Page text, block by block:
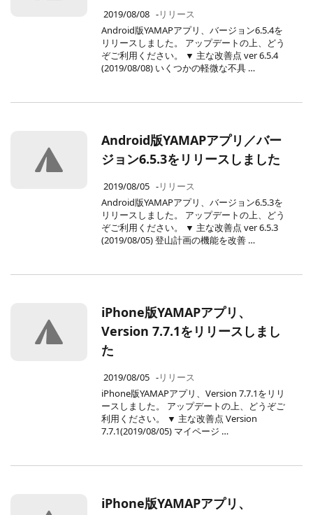
2019/08/08 -リリース
Android版YAMAPアプリ、バージョン6.5.4を
リリースしました。 アップデートの上、どう
ぞご利用ください。 ▼ 主な改善点 ver 6.5.4
(2019/08/08) いくつかの軽微な不具 …
Android版YAMAPアプリ／バー
ジョン6.5.3をリリースしました
2019/08/05 -リリース
Android版YAMAPアプリ、バージョン6.5.3を
リリースしました。 アップデートの上、どう
ぞご利用ください。 ▼ 主な改善点 ver 6.5.3
(2019/08/05) 登山計画の機能を改善 …
iPhone版YAMAPアプリ、
Version 7.7.1をリリースしまし
た
2019/08/05 -リリース
iPhone版YAMAPアプリ、Version 7.7.1をリリ
ースしました。 アップデートの上、どうぞご
利用ください。 ▼ 主な改善点 Version
7.7.1(2019/08/05) マイページ …
iPhone版YAMAPアプリ、